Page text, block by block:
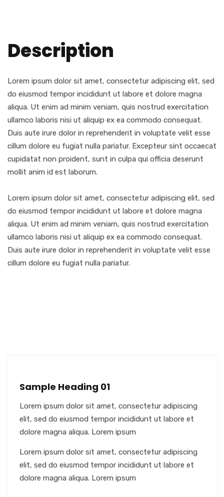
Description
Lorem ipsum dolor sit amet, consectetur adipiscing elit, sed
do eiusmod tempor incididunt ut labore et dolore magna
aliqua. Ut enim ad minim veniam, quis nostrud exercitation
ullamco laboris nisi ut aliquip ex ea commodo consequat.
Duis aute irure dolor in reprehenderit in voluptate velit esse
cillum dolore eu fugiat nulla pariatur. Excepteur sint occaecat
cupidatat non proident, sunt in culpa qui officia deserunt
mollit anim id est laborum.
Lorem ipsum dolor sit amet, consectetur adipiscing elit, sed
do eiusmod tempor incididunt ut labore et dolore magna
aliqua. Ut enim ad minim veniam, quis nostrud exercitation
ullamco laboris nisi ut aliquip ex ea commodo consequat.
Duis aute irure dolor in reprehenderit in voluptate velit esse
cillum dolore eu fugiat nulla pariatur.
Sample Heading 01
Lorem ipsum dolor sit amet, consectetur adipiscing
elit, sed do eiusmod tempor incididunt ut labore et
dolore magna aliqua. Lorem ipsum
Lorem ipsum dolor sit amet, consectetur adipiscing
elit, sed do eiusmod tempor incididunt ut labore et
dolore magna aliqua. Lorem ipsum